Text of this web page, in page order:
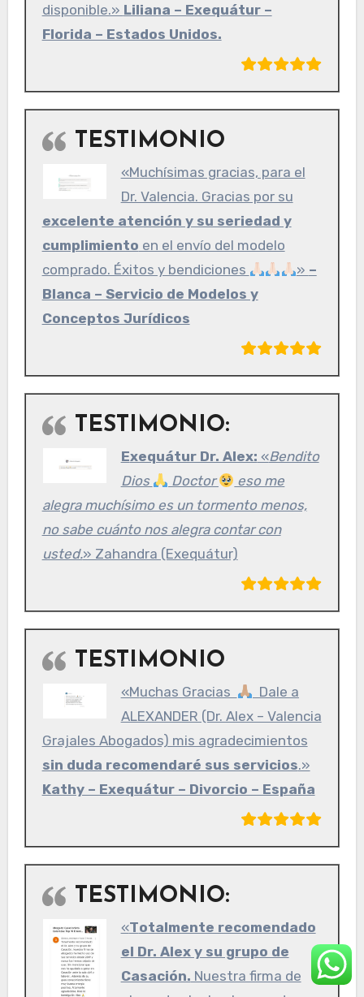
disponible.» Liliana – Exequátur –
Florida – Estados Unidos.
TESTIMONIO
«Muchísimas gracias, para el
Dr. Valencia. Gracias por su
excelente atención y su seriedad y
cumplimiento en el envío del modelo
comprado. Éxitos y bendiciones
» –
Blanca – Servicio de Modelos y
Conceptos Jurídicos
TESTIMONIO:
Exequátur Dr. Alex: «Bendito
Dios
Doctor
eso me
alegra muchísimo es un tormento menos,
no sabe cuánto nos alegra contar con
usted.» Zahandra (Exequátur)
TESTIMONIO
«Muchas Gracias
Dale a
ALEXANDER (Dr. Alex – Valencia
Grajales Abogados) mis agradecimientos
sin duda recomendaré sus servicios.»
Kathy – Exequátur – Divorcio – España
TESTIMONIO:
«Totalmente recomendado
el Dr. Alex y su grupo de
Casación. Nuestra firma de